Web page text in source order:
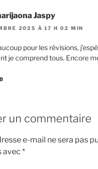
Jaspy
2025 À 17 H 02 MIN
pour les révisions,
je comprend tous. Encore
un commentaire
e-mail ne sera pas
avec *